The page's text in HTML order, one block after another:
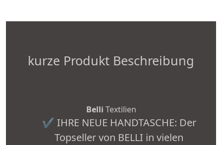
kurze Produkt Beschreibung
Belli Textilien
✔ IHRE NEUE HANDTASCHE: Der
Topseller von BELLI in vielen